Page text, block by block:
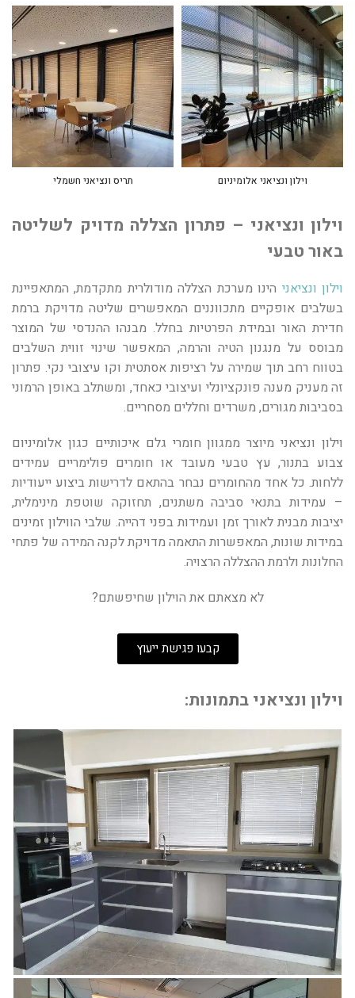
וילון ונציאני אלומיניום תריס ונציאני חשמלי
וילון ונציאני – פתרון הצללה מדויק לשליטה
באור טבעי
וילון ונציאני הינו מערכת הצללה מודולרית מתקדמת, המתאפיינת
בשלבים אופקיים מתכווננים המאפשרים שליטה מדויקת ברמת
חדירת האור ובמידת הפרטיות בחלל. מבנהו ההנדסי של המוצר
מבוסס על מנגנון הטיה והרמה, המאפשר שינוי זווית השלבים
בטווח רחב תוך שמירה על רציפות אסתטית וקו עיצובי נקי. פתרון
זה מעניק מענה פונקציונלי ועיצובי כאחד, ומשתלב באופן הרמוני
בסביבות מגורים, משרדים וחללים מסחריים.
וילון ונציאני מיוצר ממגוון חומרי גלם איכותיים כגון אלומיניום
צבוע בתנור, עץ טבעי מעובד או חומרים פולימריים עמידים
ללחות. כל אחד מהחומרים נבחר בהתאם לדרישות ביצוע ייעודיות
– עמידות בתנאי סביבה משתנים, תחזוקה שוטפת מינימלית,
יציבות מבנית לאורך זמן ועמידות בפני דהייה. שלבי הווילון זמינים
במידות שונות, המאפשרות התאמה מדויקת לקנה המידה של פתחי
החלונות ולרמת ההצללה הרצויה.
לא מצאתם את הוילון שחיפשתם?
קבעו פגישת ייעוץ
וילון ונציאני בתמונות: